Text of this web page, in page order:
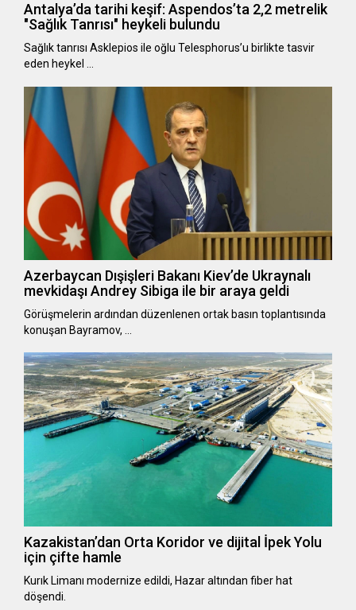
Antalya’da tarihi keşif: Aspendos’ta 2,2 metrelik
"Sağlık Tanrısı" heykeli bulundu
Sağlık tanrısı Asklepios ile oğlu Telesphorus’u birlikte tasvir
eden heykel …
Azerbaycan Dışişleri Bakanı Kiev’de Ukraynalı
mevkidaşı Andrey Sibiga ile bir araya geldi
Görüşmelerin ardından düzenlenen ortak basın toplantısında
konuşan Bayramov, …
Kazakistan’dan Orta Koridor ve dijital İpek Yolu
için çifte hamle
Kurık Limanı modernize edildi, Hazar altından fiber hat
döşendi.